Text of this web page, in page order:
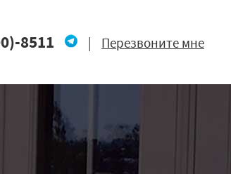
8511 | Перезвоните мне